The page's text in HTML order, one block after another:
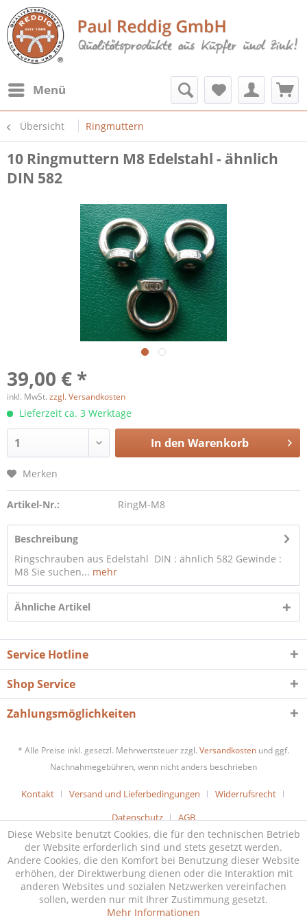
Menü
Übersicht Ringmuttern
10 Ringmuttern M8 Edelstahl - ähnlich
DIN 582
39,00 € *
inkl. MwSt. zzgl. Versandkosten
Lieferzeit ca. 3 Werktage
In den Warenkorb
Merken
Artikel-Nr.: RingM-M8
Beschreibung
Ringschrauben aus Edelstahl DIN : ähnlich 582 Gewinde :
M8 Sie suchen... mehr
Ähnliche Artikel
Service Hotline
Shop Service
Zahlungsmöglichkeiten
* Alle Preise inkl. gesetzl. Mehrwertsteuer zzgl. Versandkosten und ggf.
Nachnahmegebühren, wenn nicht anders beschrieben
Kontakt Versand und Lieferbedingungen
Widerrufsrecht
Datenschutz
AGB
Diese Website benutzt Cookies, die für den technischen Betrieb
der Website erforderlich sind und stets gesetzt werden.
Andere Cookies, die den Komfort bei Benutzung dieser Website
erhöhen, der Direktwerbung dienen oder die Interaktion mit
anderen Websites und sozialen Netzwerken vereinfachen
sollen, werden nur mit Ihrer Zustimmung gesetzt.
Mehr Informationen